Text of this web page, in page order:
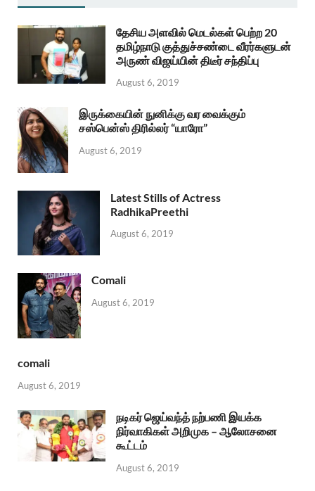
தேசிய அளவில் மெடல்கள் பெற்ற 20
தமிழ்நாடு குத்துச்சண்டை வீரர்களுடன்
அருண் விஜய்யின் திடீர் சந்திப்பு
August 6, 2019
இருக்கையின் நுனிக்கு வர வைக்கும்
சஸ்பென்ஸ் திரில்லர் “யாரோ”
August 6, 2019
Latest Stills of Actress
RadhikaPreethi
August 6, 2019
Comali
August 6, 2019
comali
August 6, 2019
நடிகர் ஜெய்வந்த் நற்பணி இயக்க
நிர்வாகிகள் அறிமுக – ஆலோசனை
கூட்டம்
August 6, 2019